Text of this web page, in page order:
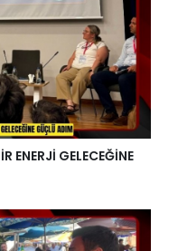
ENERJİ GELECEĞİNE